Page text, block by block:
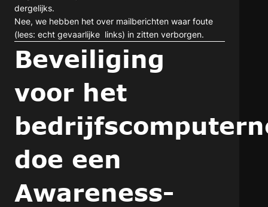
dergelijks.
Nee, we hebben het over mailberichten waar foute
(lees: echt gevaarlijke links) in zitten verborgen.
Beveiliging
voor het
doe een
Awareness-